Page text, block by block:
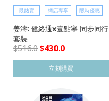
最熱賣 網店專享 限時優惠
姜濤: 健絡通x壹點寧 同步同行
套裝
$516.0$430.0
立刻購買